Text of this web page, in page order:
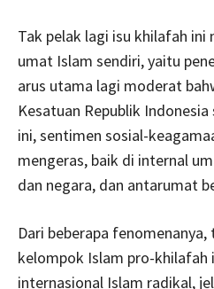
Tak pelak lagi isu khilafah ini
umat Islam sendiri, yaitu
arus utama lagi moderat
Kesatuan Republik
ini, sentimen sosial-
mengeras, baik di internal
dan negara, dan antarumat
Dari beberapa
kelompok Islam pro-khilafah
internasional Islam radikal,